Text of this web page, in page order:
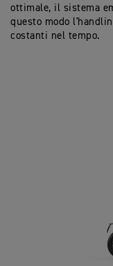
ottimale, il sistema
questo modo
costanti nel tempo.